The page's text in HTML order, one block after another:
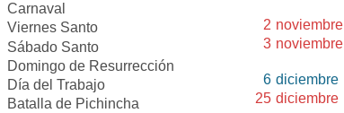
Carnaval
Viernes Santo
Sábado Santo
Domingo de Resurrección
Día del Trabajo
Batalla de Pichincha
2 noviembre
3 noviembre
6 diciembre
25 diciembre